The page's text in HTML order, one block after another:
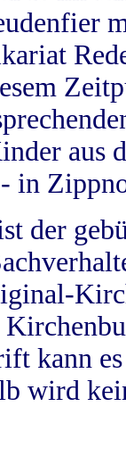
aus
in
der
kann
wird